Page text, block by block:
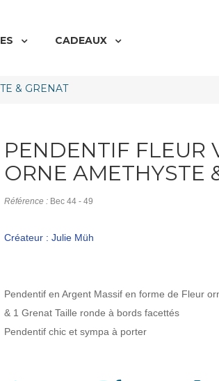
CADEAUX
& GRENAT
PENDENTIF FLEUR
ORNE AMETHYSTE
Référence : Bec 44 - 49
Créateur : Julie Müh
Pendentif en Argent Massif en forme de Fleur
& 1 Grenat Taille ronde à bords facettés
Pendentif chic et sympa à porter